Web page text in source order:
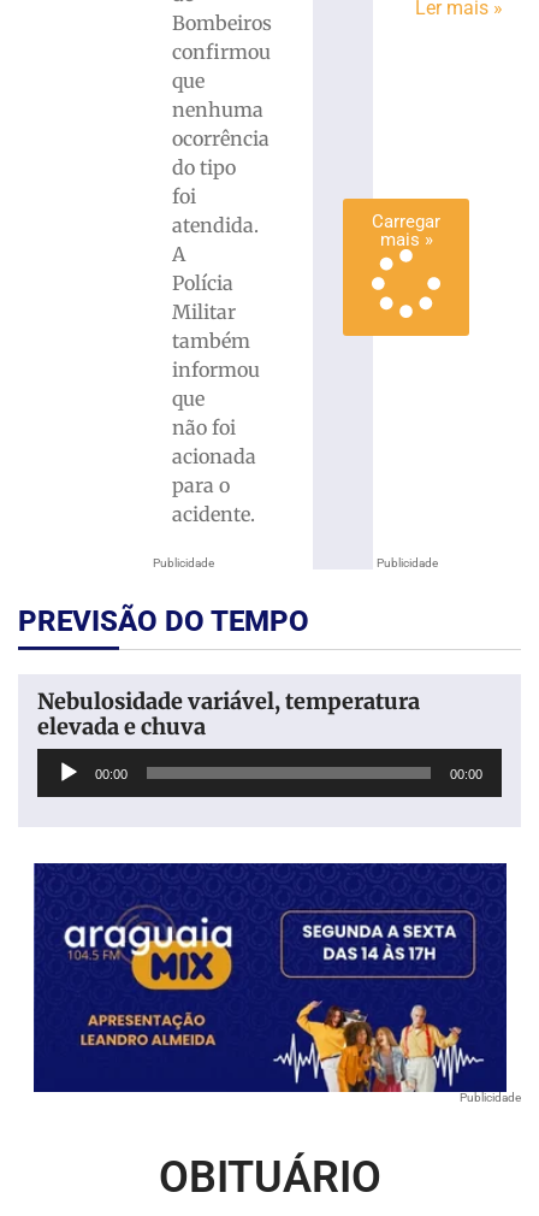
Publicidade
Bombeiros
confirmou
que
nenhuma
ocorrência
do tipo
foi
atendida.
A
Polícia
Militar
também
informou
que
não foi
acionada
para o
acidente.
Carregar
mais »
Publicidade
Ler mais »
PREVISÃO DO TEMPO
Nebulosidade variável, temperatura
elevada e chuva
Tocador
00:00 00:00
Publicidade
OBITUÁRIO